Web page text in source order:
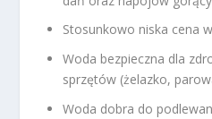
Stosunkowo niska cena
Woda bezpieczna dla
sprzętów (żelazko,
Woda dobra do